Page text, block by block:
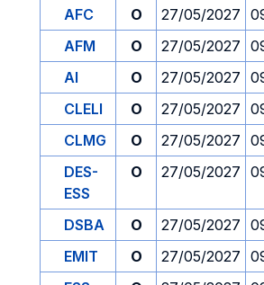
AFC
O 27/05/2027
AFM
O 27/05/2027
AI
O 27/05/2027
CLELI
O 27/05/2027
CLMG
O 27/05/2027
DES-
ESS
O 27/05/2027
DSBA O 27/05/2027
EMIT
O 27/05/2027